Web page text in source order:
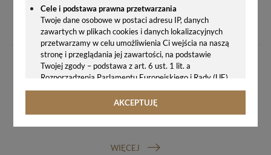
Cele i podstawa prawna przetwarzania
Twoje dane osobowe w postaci adresu IP, danych
zawartych w plikach cookies i danych lokalizacyjnych
przetwarzamy w celu umożliwienia Ci wejścia na naszą
stronę i przeglądania jej zawartości, na podstawie
Twojej zgody – podstawa z art. 6 ust. 1 lit. a
Rozporządzenia Parlamentu Europejskiego i Rady (UE)
2016/679 z 27.04.2016 r. w sprawie ochrony osób
fizycznych w związku z przetwarzaniem danych
AKCEPTUJĘ
TERMOMETR ELEKTRONICZNY JVD CZARNY
43,00 zł
WIĘCEJ